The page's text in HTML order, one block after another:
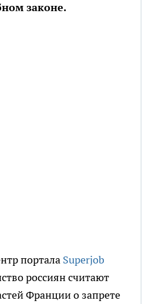
законе.
портала Superjob
россиян считают
Франции о запрете